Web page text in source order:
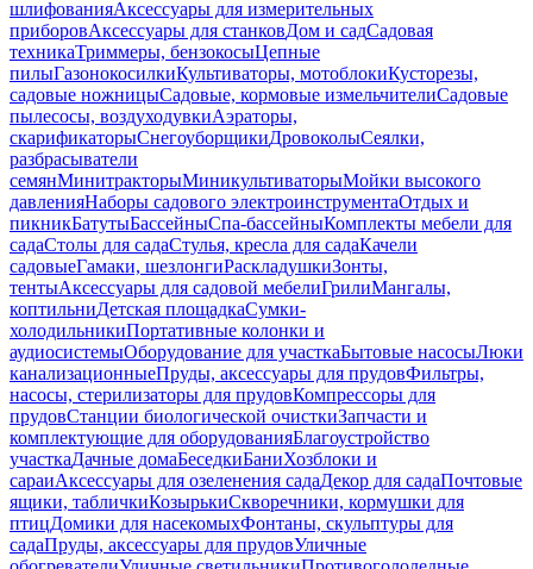
шлифованияАксессуары для измерительных
приборовАксессуары для станковДом и садСадовая
техникаТриммеры, бензокосыЦепные
пилыГазонокосилкиКультиваторы, мотоблокиКусторезы,
садовые ножницыСадовые, кормовые измельчителиСадовые
пылесосы, воздуходувкиАэраторы,
скарификаторыСнегоуборщикиДровоколыСеялки,
разбрасыватели
семянМинитракторыМиникультиваторыМойки высокого
давленияНаборы садового электроинструментаОтдых и
пикникБатутыБассейныСпа-бассейныКомплекты мебели для
садаСтолы для садаСтулья, кресла для садаКачели
садовыеГамаки, шезлонгиРаскладушкиЗонты,
тентыАксессуары для садовой мебелиГрилиМангалы,
коптильниДетская площадкаСумки-
холодильникиПортативные колонки и
аудиосистемыОборудование для участкаБытовые насосыЛюки
канализационныеПруды, аксессуары для прудовФильтры,
насосы, стерилизаторы для прудовКомпрессоры для
прудовСтанции биологической очисткиЗапчасти и
комплектующие для оборудованияБлагоустройство
участкаДачные домаБеседкиБаниХозблоки и
сараиАксессуары для озеленения садаДекор для садаПочтовые
ящики, табличкиКозырькиСкворечники, кормушки для
птицДомики для насекомыхФонтаны, скульптуры для
садаПруды, аксессуары для прудовУличные